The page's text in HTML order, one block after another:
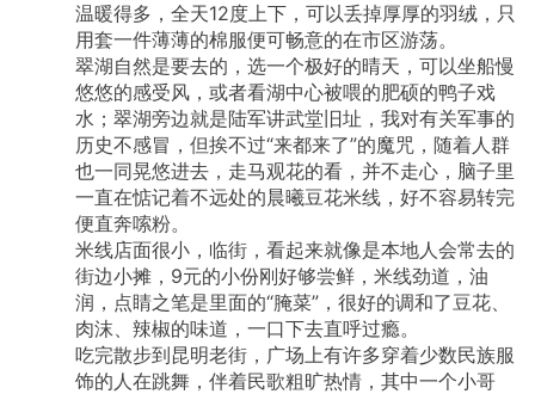
温暖得多，全天12度上下，可以丢掉厚厚的羽绒，只
用套一件薄薄的棉服便可畅意的在市区游荡。
翠湖自然是要去的，选一个极好的晴天，可以坐船慢
悠悠的感受风，或者看湖中心被喂的肥硕的鸭子戏
水；翠湖旁边就是陆军讲武堂旧址，我对有关军事的
历史不感冒，但挨不过“来都来了”的魔咒，随着人群
也一同晃悠进去，走马观花的看，并不走心，脑子里
一直在惦记着不远处的晨曦豆花米线，好不容易转完
便直奔嗦粉。
米线店面很小，临街，看起来就像是本地人会常去的
街边小摊，9元的小份刚好够尝鲜，米线劲道，油
润，点睛之笔是里面的“腌菜”，很好的调和了豆花、
肉沫、辣椒的味道，一口下去直呼过瘾。
吃完散步到昆明老街，广场上有许多穿着少数民族服
饰的人在跳舞，伴着民歌粗旷热情，其中一个小哥